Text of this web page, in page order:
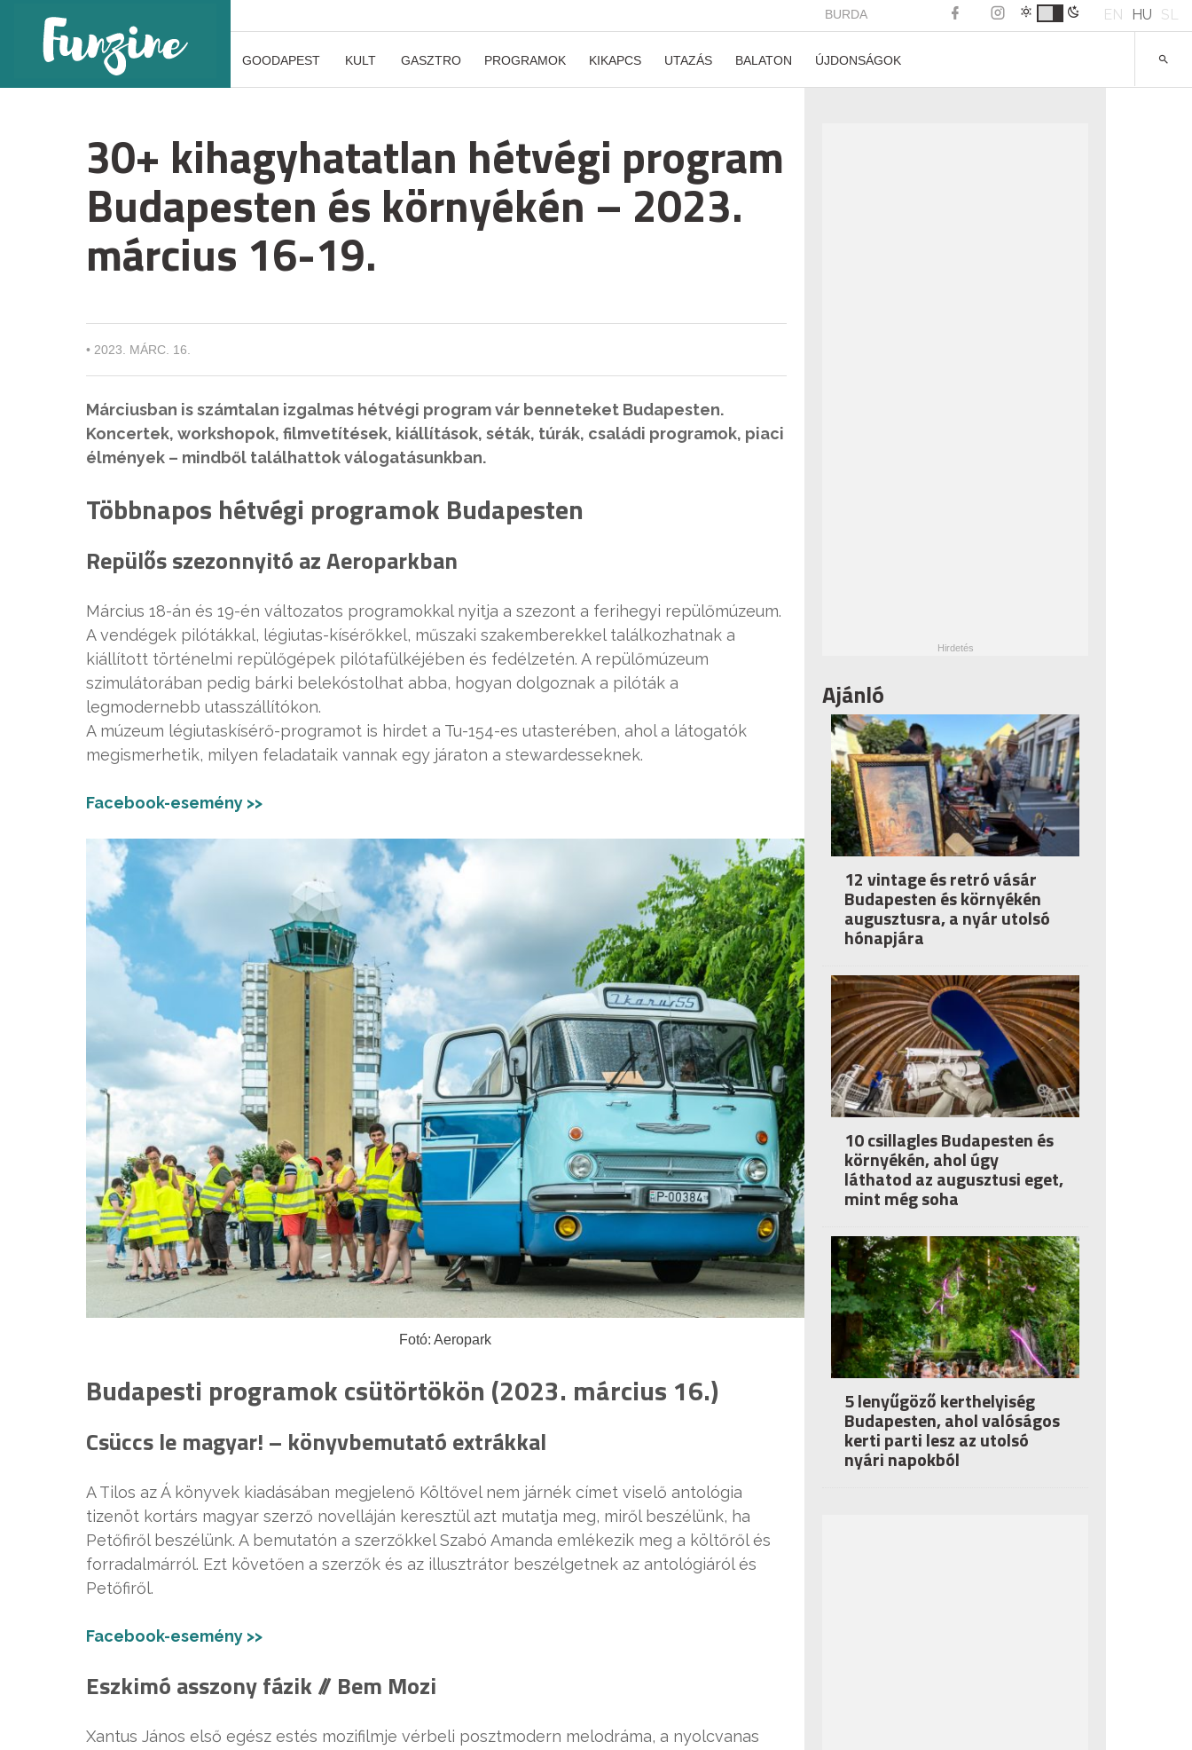
BURDA EN HU SL
GOODAPEST KULT GASZTRO PROGRAMOK KIKAPCS UTAZÁS BALATON ÚJDONSÁGOK
30+ kihagyhatatlan hétvégi program
Budapesten és környékén – 2023.
március 16-19.
• 2023. MÁRC. 16.
Márciusban is számtalan izgalmas hétvégi program vár benneteket Budapesten.
Koncertek, workshopok, filmvetítések, kiállítások, séták, túrák, családi programok, piaci
élmények – mindből találhattok válogatásunkban.
Többnapos hétvégi programok Budapesten
Repülős szezonnyitó az Aeroparkban
Március 18-án és 19-én változatos programokkal nyitja a szezont a ferihegyi repülőmúzeum.
A vendégek pilótákkal, légiutas-kísérőkkel, műszaki szakemberekkel találkozhatnak a
kiállított történelmi repülőgépek pilótafülkéjében és fedélzetén. A repülőmúzeum
szimulátorában pedig bárki belekóstolhat abba, hogyan dolgoznak a pilóták a
legmodernebb utasszállítókon.
A múzeum légiutaskísérő-programot is hirdet a Tu-154-es utasterében, ahol a látogatók
megismerhetik, milyen feladataik vannak egy járaton a stewardesseknek.
Facebook-esemény >>
Fotó: Aeropark
Budapesti programok csütörtökön (2023. március 16.)
Csüccs le magyar! – könyvbemutató extrákkal
A Tilos az Á könyvek kiadásában megjelenő Költővel nem járnék címet viselő antológia
tizenöt kortárs magyar szerző novelláján keresztül azt mutatja meg, miről beszélünk, ha
Petőfiről beszélünk. A bemutatón a szerzőkkel Szabó Amanda emlékezik meg a költőről és
forradalmárról. Ezt követően a szerzők és az illusztrátor beszélgetnek az antológiáról és
Petőfiről.
Facebook-esemény >>
Eszkimó asszony fázik // Bem Mozi
Xantus János első egész estés mozifilmje vérbeli posztmodern melodráma, a nyolcvanas
Ajánló
12 vintage és retró vásár
Budapesten és környékén
augusztusra, a nyár utolsó
hónapjára
10 csillagles Budapesten és
környékén, ahol úgy
láthatod az augusztusi eget,
mint még soha
5 lenyűgöző kerthelyiség
Budapesten, ahol valóságos
kerti parti lesz az utolsó
nyári napokból